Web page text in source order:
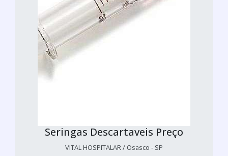
Seringas Descartaveis Preço
VITAL HOSPITALAR / Osasco - SP